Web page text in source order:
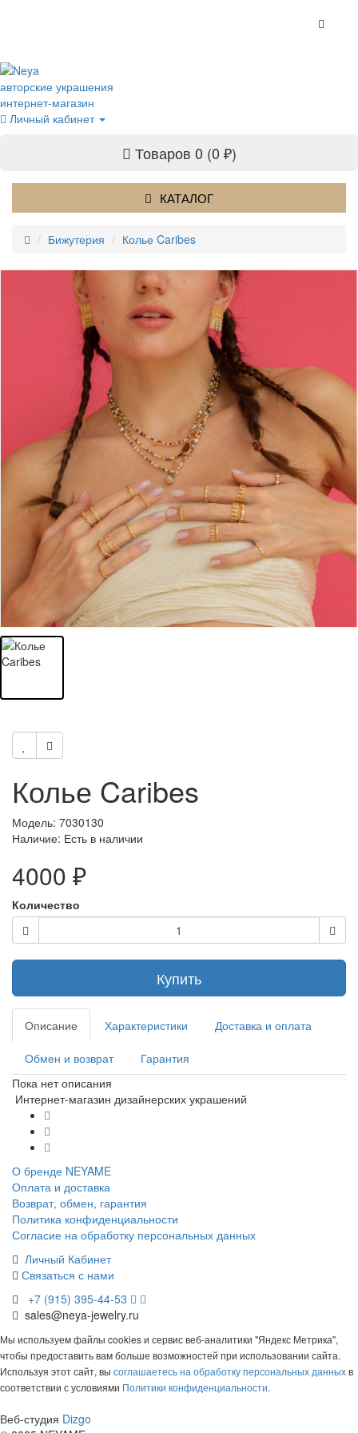
авторские украшения
интернет-магазин
Личный кабинет
Товаров 0 (0 ₽)
КАТАЛОГ
Бижутерия Колье Caribes
Колье Caribes
Модель: 7030130
Наличие: Есть в наличии
4000 ₽
Количество
Купить
Описание Характеристики Доставка и оплата
Обмен и возврат
Гарантия
Пока нет описания
Интернет-магазин дизайнерских украшений
О бренде NEYAME
Оплата и доставка
Возврат, обмен, гарантия
Политика конфиденциальности
Согласие на обработку персональных данных
Личный Кабинет
Связаться с нами
+7 (915) 395-44-53
sales@neya-jewelry.ru
Мы используем файлы cookies и сервис веб-аналитики "Яндекс Метрика",
чтобы предоставить вам больше возможностей при использовании сайта.
Используя этот сайт, вы соглашаетесь на обработку персональных данныхв
соответствии с условиями Политики конфиденциальности.
Веб-студия Dizgo